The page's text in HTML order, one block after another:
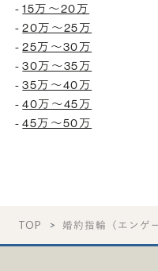
-15万〜20万
-20万〜25万
-25万〜30万
-30万〜35万
-35万〜40万
-40万〜45万
-45万〜50万
TOP 婚約指輪（エンゲ